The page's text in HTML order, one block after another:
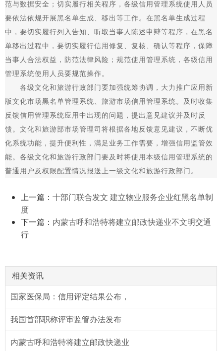
范与数据安全；切实履行相关程序，各级信用管理系统使用人员
要依法依规开展黑名单生成、移出等工作。在黑名单生成过程
中，要切实履行列入告知、听取当事人陈述申辩等程序，在黑名
单移出过程中，要切实履行信用修复、复核、确认等程序，保障
当事人合法权益，防范法律风险；规范使用管理系统，各级信用
管理系统使用人员要规范操作。
各级文化和旅游行政部门要加强统筹协调，大力推广应用新
版文化市场黑名单管理系统、旅游市场信用管理系统。及时收集
反馈信用管理系统应用中出现的问题，提出意见建议并及时反
馈。文化和旅游部市场管理司将根据各地反馈意见建议，不断优
化系统功能，提升便利性，满足业务工作需要，增强信用监管效
能。各级文化和旅游行政部门要及时将使用本级信用管理系统的
普通用户及权限配置情况报送上一级文化和旅游行政部门。
上一篇： 十部门联合发文 建立物业服务企业红黑名单制
度
下一篇： 内蒙古呼和浩特将建立邮政快递业不文明交通
行
相关资讯
国家医保局：信用评定结果公布，
我国首部职称评审监管办法发布
内蒙古呼和浩特将建立邮政快递业